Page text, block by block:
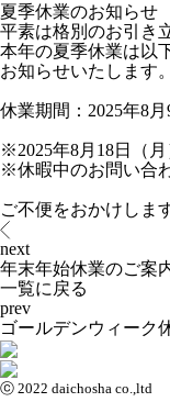
夏季休業のお知らせ
平素は格別のお引き
本年の夏季休業は以
お知らせいたします。
休業期間：2025年8
※2025年8月18日（
※休暇中のお問い合
ご不便をおかけしま
next
年末年始休業のご案
一覧に戻る
prev
ゴールデンウィーク
ⓒ 2022 daichosha co.,ltd